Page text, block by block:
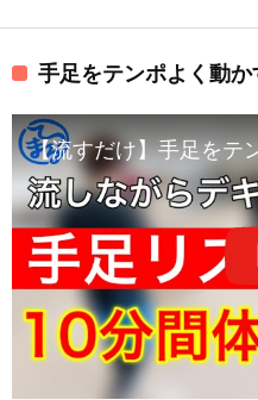
手足をテンポよく動
【流すだけ】手足をテ